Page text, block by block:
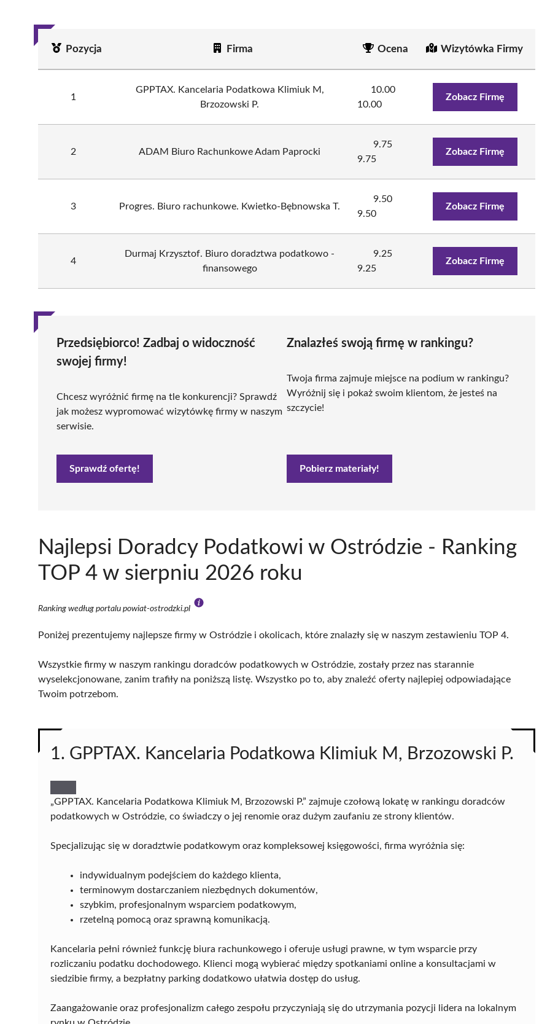
Pozycja Firma Ocena Wizytówka Firmy
1
GPPTAX. Kancelaria Podatkowa Klimiuk M,
Brzozowski P.
10.00
10.00
Zobacz Firmę
2 ADAM Biuro Rachunkowe Adam Paprocki
9.75
9.75
Zobacz Firmę
3 Progres. Biuro rachunkowe. Kwietko-Bębnowska T.
9.50
9.50
Zobacz Firmę
4
Durmaj Krzysztof. Biuro doradztwa podatkowo -
finansowego
9.25
9.25
Zobacz Firmę
Przedsiębiorco! Zadbaj o widoczność
swojej firmy!
Chcesz wyróżnić firmę na tle konkurencji? Sprawdź
jak możesz wypromować wizytówkę firmy w naszym
serwisie.
Sprawdź ofertę!
Znalazłeś swoją firmę w rankingu?
Twoja firma zajmuje miejsce na podium w rankingu?
Wyróżnij się i pokaż swoim klientom, że jesteś na
szczycie!
Pobierz materiały!
Najlepsi Doradcy Podatkowi w Ostródzie - Ranking
TOP 4 w sierpniu 2026 roku
Ranking według portalu powiat-ostrodzki.pl
Poniżej prezentujemy najlepsze firmy w Ostródzie i okolicach, które znalazły się w naszym zestawieniu TOP 4.
Wszystkie firmy w naszym rankingu doradców podatkowych w Ostródzie, zostały przez nas starannie
wyselekcjonowane, zanim trafiły na poniższą listę. Wszystko po to, aby znaleźć oferty najlepiej odpowiadające
Twoim potrzebom.
1. GPPTAX. Kancelaria Podatkowa Klimiuk M, Brzozowski P.
„GPPTAX. Kancelaria Podatkowa Klimiuk M, Brzozowski P.” zajmuje czołową lokatę w rankingu doradców
podatkowych w Ostródzie, co świadczy o jej renomie oraz dużym zaufaniu ze strony klientów.
Specjalizując się w doradztwie podatkowym oraz kompleksowej księgowości, firma wyróżnia się:
indywidualnym podejściem do każdego klienta,
terminowym dostarczaniem niezbędnych dokumentów,
szybkim, profesjonalnym wsparciem podatkowym,
rzetelną pomocą oraz sprawną komunikacją.
Kancelaria pełni również funkcję biura rachunkowego i oferuje usługi prawne, w tym wsparcie przy
rozliczaniu podatku dochodowego. Klienci mogą wybierać między spotkaniami online a konsultacjami w
siedzibie firmy, a bezpłatny parking dodatkowo ułatwia dostęp do usług.
Zaangażowanie oraz profesjonalizm całego zespołu przyczyniają się do utrzymania pozycji lidera na lokalnym